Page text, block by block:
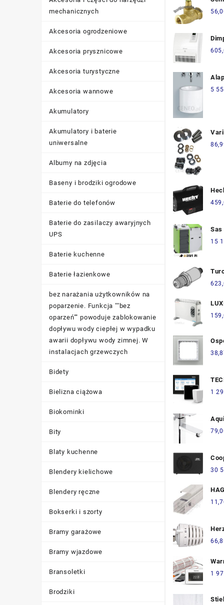
mechanicznych
Akcesoria ogrodzeniowe
Akcesoria prysznicowe
Akcesoria turystyczne
Akcesoria wannowe
Akumulatory
Akumulatory i baterie
uniwersalne
Albumy na zdjęcia
Baseny i brodziki ogrodowe
Baterie do telefonów
Baterie do zasilaczy awaryjnych
UPS
Baterie kuchenne
Baterie łazienkowe
bez narażania użytkowników na
poparzenie. Funkcja ""bez
oparzeń"" powoduje zablokowanie
dopływu wody ciepłej w wypadku
awarii dopływu wody zimnej. W
instalacjach grzewczych
Bidety
Bielizna ciążowa
Biokominki
Bity
Blaty kuchenne
Blendery kielichowe
Blendery ręczne
Bokserki i szorty
Bramy garażowe
Bramy wjazdowe
Bransoletki
Brodziki
5
15
(R-
1
30
1